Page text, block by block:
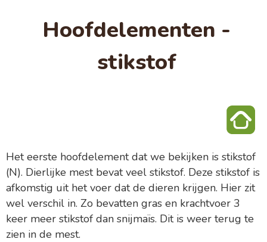
Hoofdelementen -
stikstof​
Het eerste hoofdelement dat we bekijken is stikstof
(N). Dierlijke mest bevat veel stikstof. Deze stikstof is
afkomstig uit het voer dat de dieren krijgen. Hier zit
wel verschil in. Zo bevatten gras en krachtvoer 3
keer meer stikstof dan snijmaïs. Dit is weer terug te
zien in de mest.